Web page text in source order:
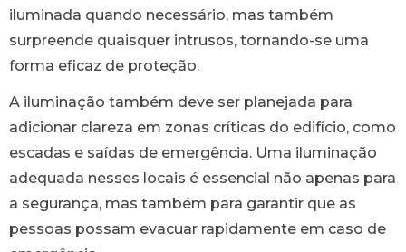
iluminada quando necessário, mas também
surpreende quaisquer intrusos, tornando-se uma
forma eficaz de proteção.
A iluminação também deve ser planejada para
adicionar clareza em zonas críticas do edifício, como
escadas e saídas de emergência. Uma iluminação
adequada nesses locais é essencial não apenas para
a segurança, mas também para garantir que as
pessoas possam evacuar rapidamente em caso de